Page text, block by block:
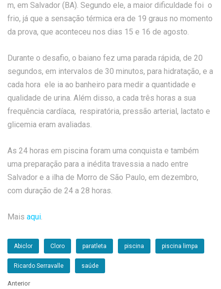
m, em Salvador (BA). Segundo ele, a maior dificuldade foi o
frio, já que a sensação térmica era de 19 graus no momento
da prova, que aconteceu nos dias 15 e 16 de agosto.
Durante o desafio, o baiano fez uma parada rápida, de 20
segundos, em intervalos de 30 minutos, para hidratação, e a
cada hora ele ia ao banheiro para medir a quantidade e
qualidade de urina. Além disso, a cada três horas a sua
frequência cardíaca, respiratória, pressão arterial, lactato e
glicemia eram avaliadas.
As 24 horas em piscina foram uma conquista e também
uma preparação para a inédita travessia a nado entre
Salvador e a ilha de Morro de São Paulo, em dezembro,
com duração de 24 a 28 horas.
Mais aqui.
Abiclor Cloro paratleta piscina piscina limpa
Ricardo Serravalle saúde
Anterior